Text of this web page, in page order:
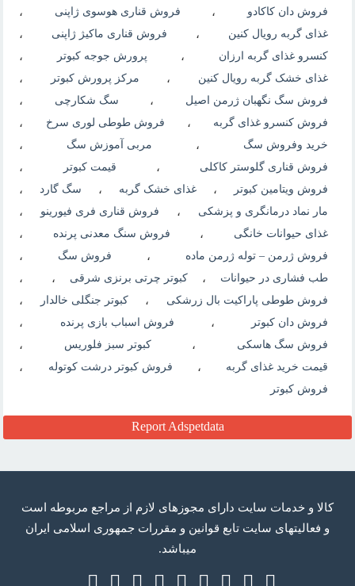
فروش دان کاکادو ، فروش قناری هوسوی ژاپنی ،
غذای گربه رویال کنین ، فروش قناری ماکیژ ژاپنی ،
کنسرو غذای گربه ارزان ، پرورش جوجه کبوتر ،
غذای خشک گربه رویال کنین ، مرکز پرورش کبوتر ،
فروش سگ نگهبان ژرمن اصیل ، سگ شکارچی ،
فروش کنسرو غذای گربه ، فروش طوطی لوری سرخ ،
خرید وفروش سگ ، مربی آموزش سگ ،
فروش قناری گلوستر کاکلی ، قیمت کبوتر ،
فروش ویتامین کبوتر ، غذای خشک گربه ، سگ گارد ،
مار نماد درمانگری و پزشکی ، فروش قناری فری فیورینو ،
غذای حیوانات خانگی ، فروش سنگ معدنی پرنده ،
فروش ژرمن – توله ژرمن ماده ، فروش سگ ،
طب فشاری در حیوانات ، کبوتر چرتی برنزی شرقی ، ،
فروش طوطی پاراکیت بال زرشکی ، کبوتر جنگلی خالدار ،
فروش دان کبوتر ، فروش اسباب بازی پرنده ،
فروش سگ هاسکی ، کبوتر سبز فلوریس ،
قیمت خرید غذای گربه ، فروش کبوتر درشت کوتوله ،
فروش کبوتر
Report Adspetdata
كالا و خدمات سایت دارای مجوزهای لازم از مراجع مربوطه است
و فعاليتهای سايت تابع قوانين و مقررات جمهوری اسلامی ايران
میباشد.